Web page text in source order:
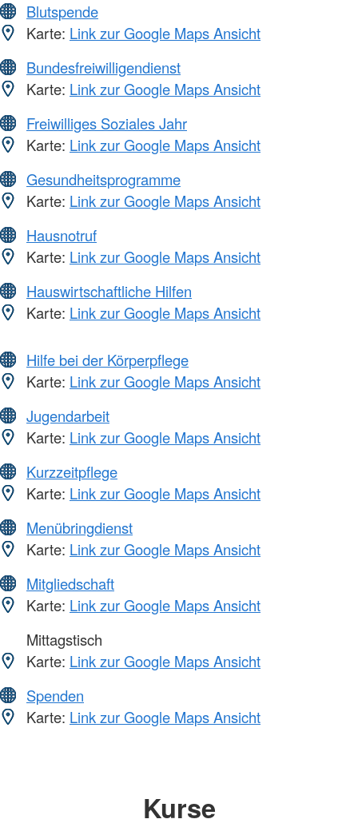
Blutspende
Karte: Link zur Google Maps Ansicht
Bundesfreiwilligendienst
Karte: Link zur Google Maps Ansicht
Freiwilliges Soziales Jahr
Karte: Link zur Google Maps Ansicht
Gesundheitsprogramme
Karte: Link zur Google Maps Ansicht
Hausnotruf
Karte: Link zur Google Maps Ansicht
Hauswirtschaftliche Hilfen
Karte: Link zur Google Maps Ansicht
Hilfe bei der Körperpflege
Karte: Link zur Google Maps Ansicht
Jugendarbeit
Karte: Link zur Google Maps Ansicht
Kurzzeitpflege
Karte: Link zur Google Maps Ansicht
Menübringdienst
Karte: Link zur Google Maps Ansicht
Mitgliedschaft
Karte: Link zur Google Maps Ansicht
Mittagstisch
Karte: Link zur Google Maps Ansicht
Spenden
Karte: Link zur Google Maps Ansicht
Kurse